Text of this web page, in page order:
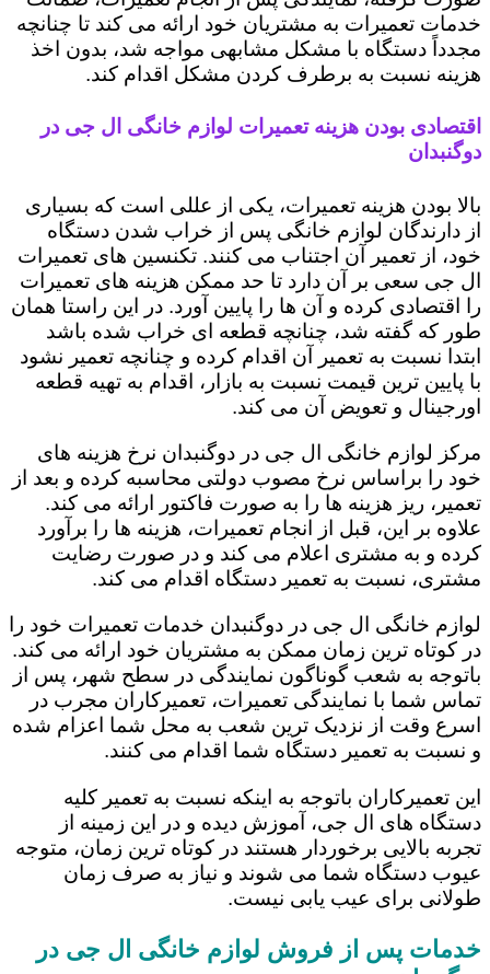
خدمات تعمیرات به مشتریان خود ارائه می کند تا چنانچه
مجدداً دستگاه با مشکل مشابهی مواجه شد، بدون اخذ
هزینه نسبت به برطرف کردن مشکل اقدام کند.
اقتصادی بودن هزینه تعمیرات لوازم خانگی ال جی در
دوگنبدان
بالا بودن هزینه تعمیرات، یکی از عللی است که بسیاری
از دارندگان لوازم خانگی پس از خراب شدن دستگاه
خود، از تعمیر آن اجتناب می کنند. تکنسین های تعمیرات
ال جی سعی بر آن دارد تا حد ممکن هزینه های تعمیرات
را اقتصادی کرده و آن ها را پایین آورد. در این راستا همان
طور که گفته شد، چنانچه قطعه ای خراب شده باشد
ابتدا نسبت به تعمیر آن اقدام کرده و چنانچه تعمیر نشود
با پایین ترین قیمت نسبت به بازار، اقدام به تهیه قطعه
اورجینال و تعویض آن می کند.
مرکز لوازم خانگی ال جی در دوگنبدان نرخ هزینه های
خود را براساس نرخ مصوب دولتی محاسبه کرده و بعد از
تعمیر، ریز هزینه ها را به صورت فاکتور ارائه می کند.
علاوه بر این، قبل از انجام تعمیرات، هزینه ها را برآورد
کرده و به مشتری اعلام می کند و در صورت رضایت
مشتری، نسبت به تعمیر دستگاه اقدام می کند.
لوازم خانگی ال جی در دوگنبدان خدمات تعمیرات خود را
در کوتاه ترین زمان ممکن به مشتریان خود ارائه می کند.
باتوجه به شعب گوناگون نمایندگی در سطح شهر، پس از
تماس شما با نمایندگی تعمیرات، تعمیرکاران مجرب در
اسرع وقت از نزدیک ترین شعب به محل شما اعزام شده
و نسبت به تعمیر دستگاه شما اقدام می کنند.
این تعمیرکاران باتوجه به اینکه نسبت به تعمیر کلیه
دستگاه های ال جی، آموزش دیده و در این زمینه از
تجربه بالایی برخوردار هستند در کوتاه ترین زمان، متوجه
عیوب دستگاه شما می شوند و نیاز به صرف زمان
طولانی برای عیب یابی نیست.
خدمات پس از فروش لوازم خانگی ال جی در